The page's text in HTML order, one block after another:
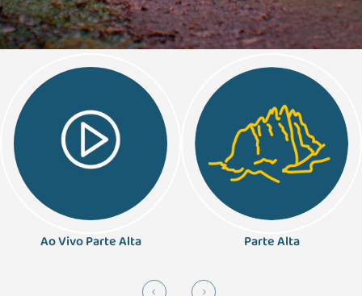
Ao Vivo Parte Alta Parte Alta